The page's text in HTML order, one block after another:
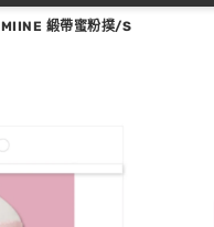
MIINE 緞帶蜜粉撲/S